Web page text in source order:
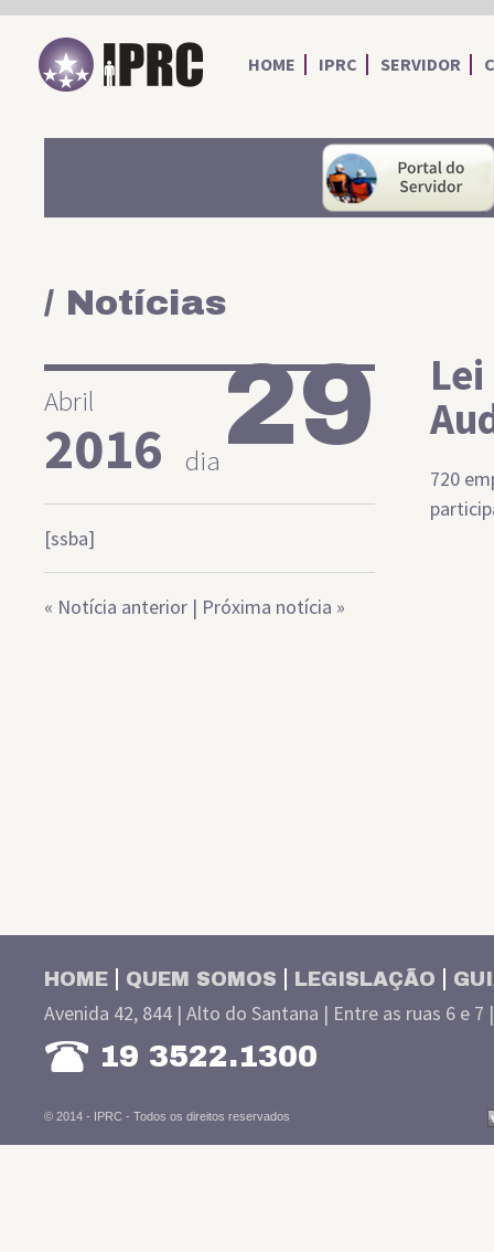
IPRC
HOME IPRC SERVIDOR
/ Notícias
Abril
2016 dia29
[ssba]
« Notícia anterior | Próxima notícia »
720
HOME QUEM SOMOS LEGISLAÇÃO
Avenida 42, 844 | Alto do Santana | Entre as ruas 6 e 7
19 3522.1300
© 2014 - IPRC - Todos os direitos reservados